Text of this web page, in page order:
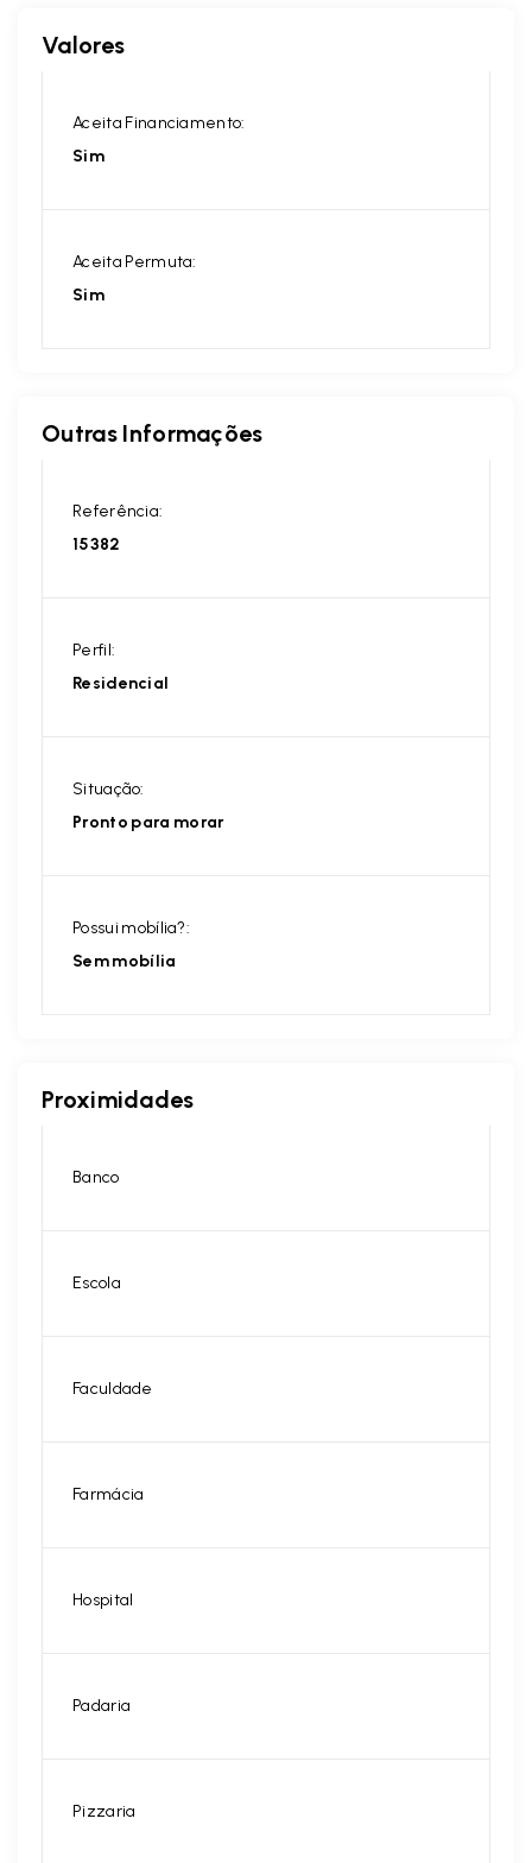
Valores
Aceita Financiamento:
Sim
Aceita Permuta:
Sim
Outras Informações
Referência:
15382
Perfil:
Residencial
Situação:
Pronto para morar
Possui mobília?:
Sem mobília
Proximidades
Banco
Escola
Faculdade
Farmácia
Hospital
Padaria
Pizzaria